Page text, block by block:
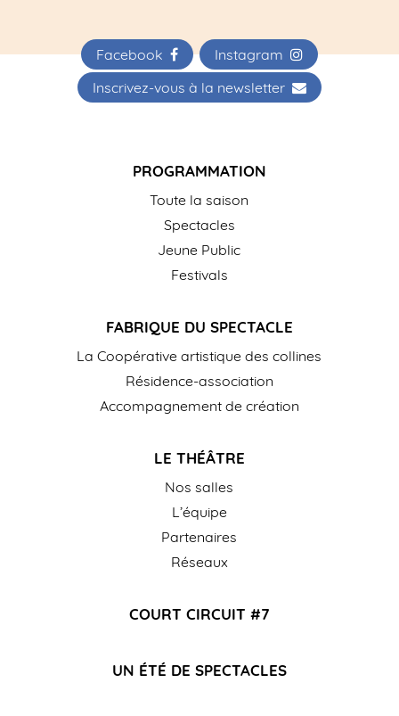
Facebook
Instagram
Inscrivez-vous à la newsletter
PROGRAMMATION
Toute la saison
Spectacles
Jeune Public
Festivals
FABRIQUE DU SPECTACLE
La Coopérative artistique des collines
Résidence-association
Accompagnement de création
LE THÉÂTRE
Nos salles
L’équipe
Partenaires
Réseaux
COURT CIRCUIT #7
UN ÉTÉ DE SPECTACLES